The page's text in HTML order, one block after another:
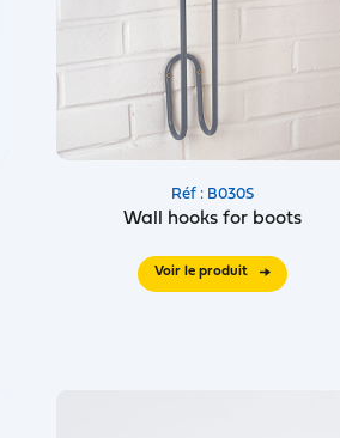
Réf : B030S
Wall hooks for boots
Voir le produit